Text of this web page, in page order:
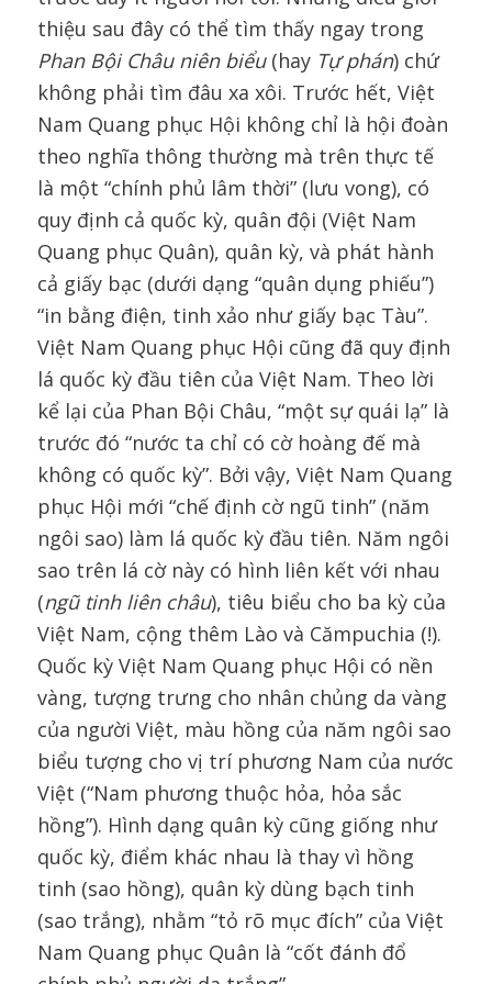
thiệu sau đây có thể tìm thấy ngay trong
Phan Bội Châu niên biểu(hay Tự phán) chứ
không phải tìm đâu xa xôi. Trước hết, Việt
Nam Quang phục Hội không chỉ là hội đoàn
theo nghĩa thông thường mà trên thực tế
là một “chính phủ lâm thời” (lưu vong), có
quy định cả quốc kỳ, quân đội (Việt Nam
Quang phục Quân), quân kỳ, và phát hành
cả giấy bạc (dưới dạng “quân dụng phiếu”)
“in bằng điện, tinh xảo như giấy bạc Tàu”.
Việt Nam Quang phục Hội cũng đã quy định
lá quốc kỳ đầu tiên của Việt Nam. Theo lời
kể lại của Phan Bội Châu, “một sự quái lạ” là
trước đó “nước ta chỉ có cờ hoàng đế mà
không có quốc kỳ”. Bởi vậy, Việt Nam Quang
phục Hội mới “chế định cờ ngũ tinh” (năm
ngôi sao) làm lá quốc kỳ đầu tiên. Năm ngôi
sao trên lá cờ này có hình liên kết với nhau
(ngũ tinh liên châu), tiêu biểu cho ba kỳ của
Việt Nam, cộng thêm Lào và Cămpuchia (!).
Quốc kỳ Việt Nam Quang phục Hội có nền
vàng, tượng trưng cho nhân chủng da vàng
của người Việt, màu hồng của năm ngôi sao
biểu tượng cho vị trí phương Nam của nước
Việt (“Nam phương thuộc hỏa, hỏa sắc
hồng”). Hình dạng quân kỳ cũng giống như
quốc kỳ, điểm khác nhau là thay vì hồng
tinh (sao hồng), quân kỳ dùng bạch tinh
(sao trắng), nhằm “tỏ rõ mục đích” của Việt
Nam Quang phục Quân là “cốt đánh đổ